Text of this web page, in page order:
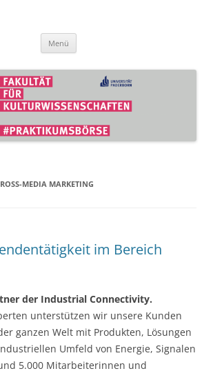
Menü
MEDIA MARKETING
im Bereich
der Industrial Connectivity.
unterstützen wir unsere Kunden
ganzen Welt mit Produkten, Lösungen
Umfeld von Energie, Signalen
5.000 Mitarbeiterinnen und